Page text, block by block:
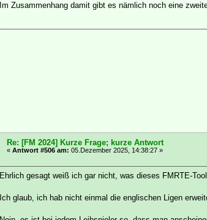
Im Zusammenhang damit gibt es nämlich noch eine
Re: [FM 2024] Kurze Frage; kurze Antwort
« Antwort #506 am: 05.Dezember 2025, 14:38:27 »
Ehrlich gesagt weiß ich gar nicht, was dieses FMRTE-
Ich glaub, ich hab nicht einmal die englischen Ligen